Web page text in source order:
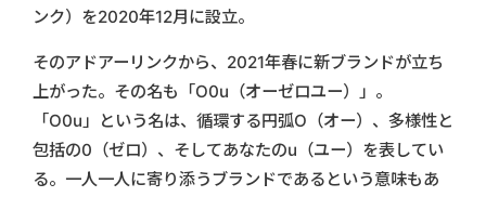
ンク）を2020年12月に設立。
そのアドアーリンクから、2021年春に新ブランドが立ち
上がった。その名も「O0u（オーゼロユー）」。
「O0u」という名は、循環する円弧O（オー）、多様性と
包括の0（ゼロ）、そしてあなたのu（ユー）を表してい
る。一人一人に寄り添うブランドであるという意味もあ